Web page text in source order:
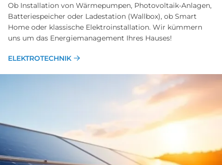
Ob Installation von Wärmepumpen, Photovoltaik-Anlagen,
Batteriespeicher oder Ladestation (Wallbox), ob Smart
Home oder klassische Elektroinstallation. Wir kümmern
uns um das Energiemanagement Ihres Hauses!
ELEKTROTECHNIK